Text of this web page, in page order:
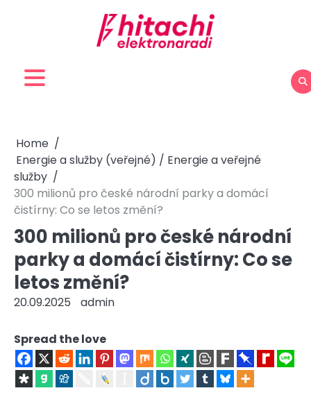
Home
Energie a služby (veřejné) / Energie a veřejné
služby
300 milionů pro české národní parky a domácí
čistírny: Co se letos změní?
300 milionů pro české národní
parky a domácí čistírny: Co se
letos změní?
20.09.2025 admin
Spread the love